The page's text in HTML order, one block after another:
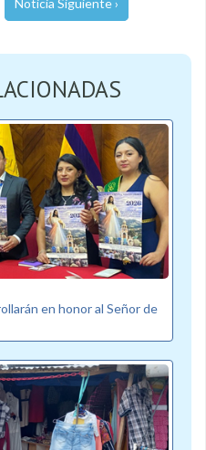
Noticia Siguiente ›
en honor al Señor de